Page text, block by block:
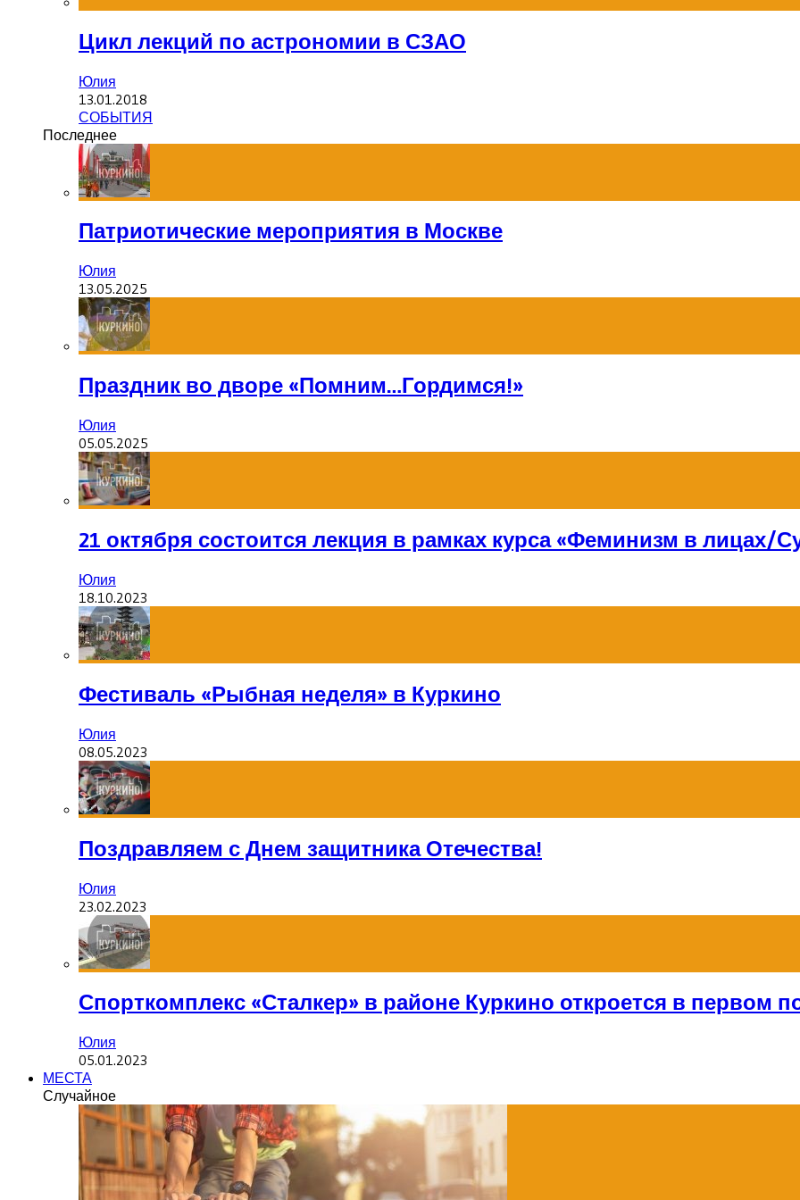
Цикл лекций по астрономии в СЗАО
Юлия
13.01.2018
СОБЫТИЯ
Последнее
Патриотические мероприятия в Москве
Юлия
13.05.2025
Праздник во дворе «Помним…Гордимся!»
Юлия
05.05.2025
21 октября состоится лекция в рамках курса «Феминизм в лицах/
Юлия
18.10.2023
Фестиваль «Рыбная неделя» в Куркино
Юлия
08.05.2023
Поздравляем с Днем защитника Отечества!
Юлия
23.02.2023
Спорткомплекс «Сталкер» в районе Куркино откроется в первом
Юлия
05.01.2023
МЕСТА
Случайное